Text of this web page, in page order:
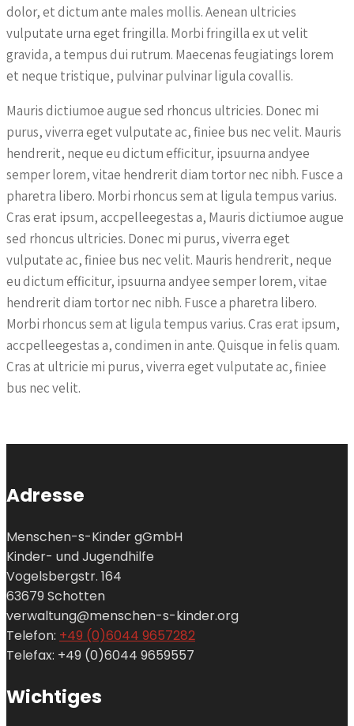
dolor, et dictum ante males mollis. Aenean ultricies
vulputate urna eget fringilla. Morbi fringilla ex ut velit
gravida, a tempus dui rutrum. Maecenas feugiatings lorem
et neque tristique, pulvinar pulvinar ligula covallis.
Mauris dictiumoe augue sed rhoncus ultricies. Donec mi
purus, viverra eget vulputate ac, finiee bus nec velit. Mauris
hendrerit, neque eu dictum efficitur, ipsuurna andyee
semper lorem, vitae hendrerit diam tortor nec nibh. Fusce a
pharetra libero. Morbi rhoncus sem at ligula tempus varius.
Cras erat ipsum, accpelleegestas a, Mauris dictiumoe augue
sed rhoncus ultricies. Donec mi purus, viverra eget
vulputate ac, finiee bus nec velit. Mauris hendrerit, neque
eu dictum efficitur, ipsuurna andyee semper lorem, vitae
hendrerit diam tortor nec nibh. Fusce a pharetra libero.
Morbi rhoncus sem at ligula tempus varius. Cras erat ipsum,
accpelleegestas a, condimen in ante. Quisque in felis quam.
Cras at ultricie mi purus, viverra eget vulputate ac, finiee
bus nec velit.
Adresse
Menschen-s-Kinder gGmbH
Kinder- und Jugendhilfe
Vogelsbergstr. 164
63679 Schotten
verwaltung@menschen-s-kinder.org
Telefon: +49 (0)6044 9657282
Telefax: +49 (0)6044 9659557
Wichtiges